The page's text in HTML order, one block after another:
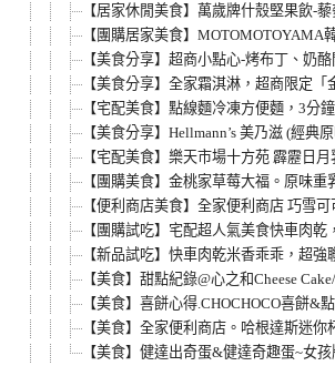
【居家休閒美食】萬歲牌什殼堅果飲-
【團購居家美食】
【美食分享】超商小點心-烤布丁、奶
【美食分享】全家霜淇淋，超商限定
【宅配美食】點線麵冷凍方便麵，3分
【美食分享】Hellmann’s 美乃滋 (經
【宅配美食】樂天市場十方苑 霹靂日
【團購美食】金桃家草莓大福。原味
【便利商店美食】全家便利商店 巧雪
【團購試吃】宅配超人氣美食快車肉
【新品試吃】快車肉乾米香乖乖，超
【美食】甜點紀錄@心之和Cheese
【美食】喜餅心得.CHOCHOCO喜餅
【美食】全家便利商店。哈根達斯迷
【美食】健達出奇蛋&健達奇趣蛋~女